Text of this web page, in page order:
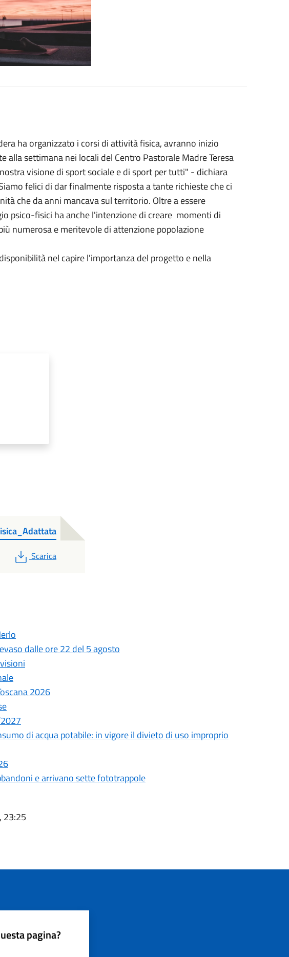
ha organizzato i corsi di attività fisica, avranno inizio
alla settimana nei locali del Centro Pastorale Madre Teresa
visione di sport sociale e di sport per tutti" - dichiara
felici di dar finalmente risposta a tante richieste che ci
che da anni mancava sul territorio. Oltre a essere
psico-fisici ha anche l'intenzione di creare momenti di
numerosa e meritevole di attenzione popolazione
nel capire l'importanza del progetto e nella
PDF
Scarica
dalle ore 22 del 5 agosto
2026
di acqua potabile: in vigore il divieto di uso improprio
e arrivano sette fototrappole
23:25
pagina?